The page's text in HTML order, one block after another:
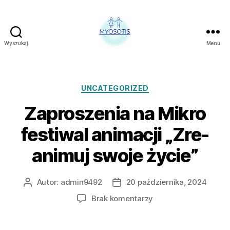
Wyszukaj
CZŁOWIEKA
POLSCE
MYOSOTIS
Menu
Kategorie
UNCATEGORIZED
Zaproszenia na Mikro
festiwal animacji „Zre-
animuj swoje życie”
AutorAutor: admin9492
Data
wpisu
20 października, 2024
Brak komentarzy